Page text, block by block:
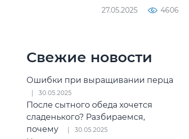
27.05.2025 4606
Свежие новости
Ошибки при выращивании перца
30.05.2025
После сытного обеда хочется
сладенького? Разбираемся,
почему
30.05.2025